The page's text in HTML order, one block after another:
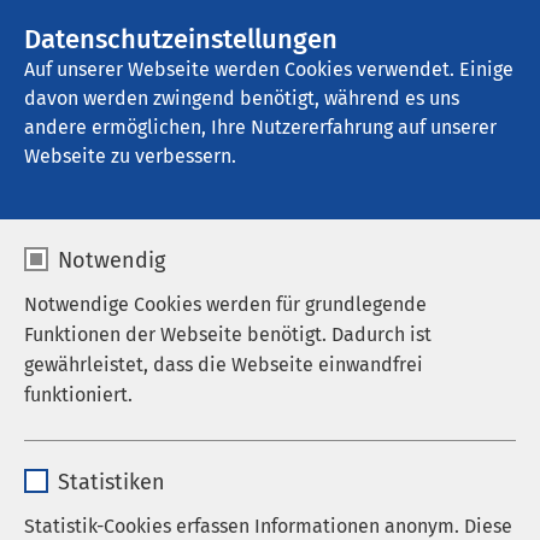
Datenschutzeinstellungen
Auf unserer Webseite werden Cookies verwendet. Einige
davon werden zwingend benötigt, während es uns
andere ermöglichen, Ihre Nutzererfahrung auf unserer
Webseite zu verbessern.
Notwendig
Notwendige Cookies werden für grundlegende
Funktionen der Webseite benötigt. Dadurch ist
gewährleistet, dass die Webseite einwandfrei
funktioniert.
Anbieter sgalinski
Statistiken
Statistik-Cookies erfassen Informationen anonym. Diese
AMEOS Klinikum Osnabrück
Podcast AMEOS
MittenDrin